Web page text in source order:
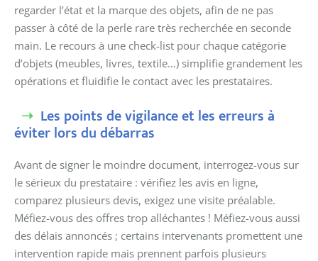
regarder l’état et la marque des objets, afin de ne pas
passer à côté de la perle rare très recherchée en seconde
main. Le recours à une check-list pour chaque catégorie
d’objets (meubles, livres, textile…) simplifie grandement les
opérations et fluidifie le contact avec les prestataires.
Les points de vigilance et les erreurs à
éviter lors du débarras
Avant de signer le moindre document, interrogez-vous sur
le sérieux du prestataire : vérifiez les avis en ligne,
comparez plusieurs devis, exigez une visite préalable.
Méfiez-vous des offres trop alléchantes ! Méfiez-vous aussi
des délais annoncés ; certains intervenants promettent une
intervention rapide mais prennent parfois plusieurs